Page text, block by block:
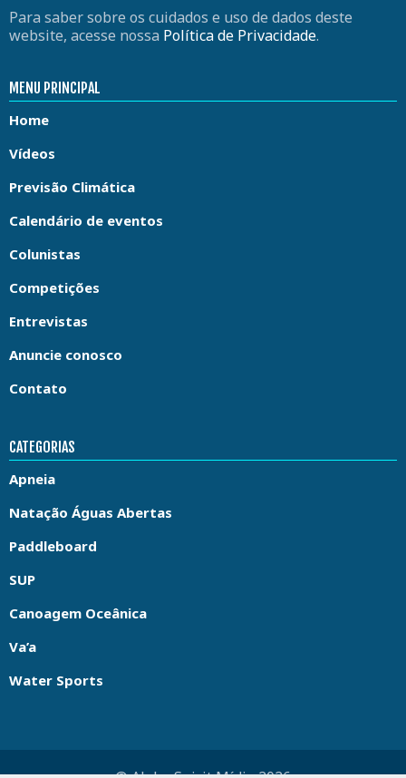
Para saber sobre os cuidados e uso de dados deste
website, acesse nossa Política de Privacidade.
MENU PRINCIPAL
Home
Vídeos
Previsão Climática
Calendário de eventos
Colunistas
Competições
Entrevistas
Anuncie conosco
Contato
CATEGORIAS
Apneia
Natação Águas Abertas
Paddleboard
SUP
Canoagem Oceânica
Va’a
Water Sports